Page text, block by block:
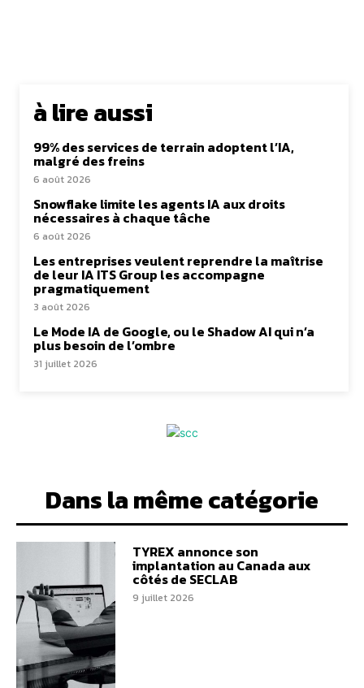
à lire aussi
99% des services de terrain adoptent l’IA,
malgré des freins
6 août 2026
Snowflake limite les agents IA aux droits
nécessaires à chaque tâche
6 août 2026
Les entreprises veulent reprendre la maîtrise
de leur IA ITS Group les accompagne
pragmatiquement
3 août 2026
Le Mode IA de Google, ou le Shadow AI qui n’a
plus besoin de l’ombre
31 juillet 2026
Dans la même catégorie
TYREX annonce son
implantation au Canada aux
côtés de SECLAB
9 juillet 2026